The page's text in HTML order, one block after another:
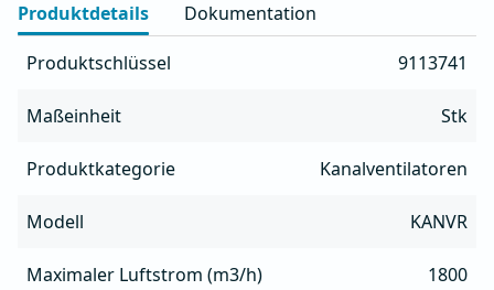
- Eingebauter thermischer Motorschutz
Produktdetails Dokumentation
Produktschlüssel 9113741
Maßeinheit Stk
Produktkategorie Kanalventilatoren
Modell KANVR
Maximaler Luftstrom (m3/h) 1800